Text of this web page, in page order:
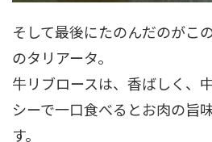
そして最後にたのんだのがこ
のタリアータ。
牛リブロースは、香ばしく、
シーで一口食べるとお肉の旨
す。